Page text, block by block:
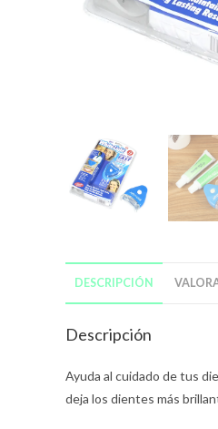
DESCRIPCIÓN
Descripción
Ayuda al cuidado de tus
deja los dientes más